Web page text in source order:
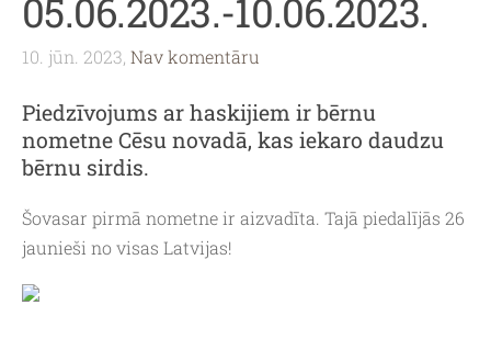
05.06.2023.-10.06.2023.
10. jūn. 2023, Nav komentāru
Piedzīvojums ar haskijiem ir bērnu
nometne Cēsu novadā, kas iekaro daudzu
bērnu sirdis.
Šovasar pirmā nometne ir aizvadīta. Tajā piedalījās 26
jaunieši no visas Latvijas!